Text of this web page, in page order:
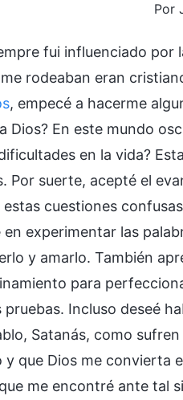
Por
fui influenciado
rodeaban eran
, empecé a hacerme
Dios? En este mundo
en la vida?
Por suerte, acepté el
cuestiones
experimentar las
y amarlo. También
para
pruebas. Incluso deseé
Satanás, como
que Dios me convierta
me encontré ante tal